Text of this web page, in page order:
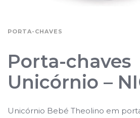
PORTA-CHAVES
Porta-chaves
Unicórnio –
Unicórnio Bebé Theolino em